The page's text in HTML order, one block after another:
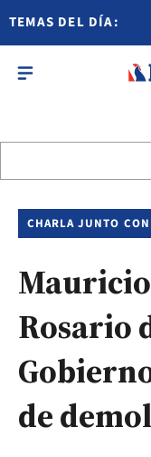
TEMAS DEL DÍA:
CHARLA JUNTO
Rosario
de